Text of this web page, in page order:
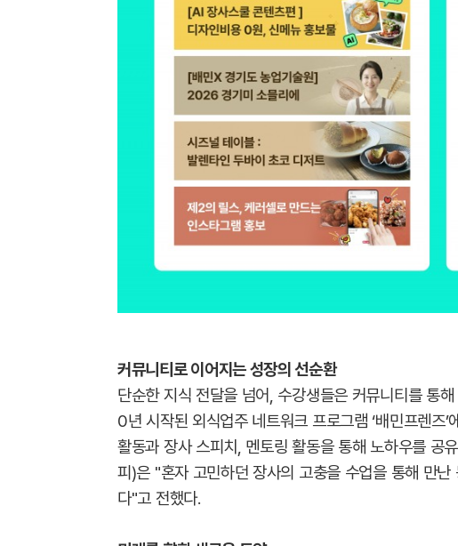
커뮤니티로 이어지는 성장의 선순환
단순한 지식 전달을 넘어, 수강생들은 커뮤니티를 통
0년 시작된 외식업주 네트워크 프로그램 ‘배민프렌즈
활동과 장사 스피치, 멘토링 활동을 통해 노하우를 공
피)은 "혼자 고민하던 장사의 고충을 수업을 통해 만
다"고 전했다.